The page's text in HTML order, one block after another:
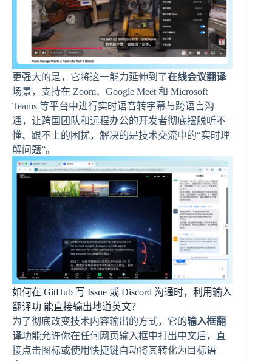
更强大的是，它将这一能力延伸到了在线会议翻译
场景，支持在 Zoom、Google Meet 和 Microsoft
Teams 等平台中进行实时语音转字幕与跨语言沟
通，让跨国团队和远程办公的开发者彻底摆脱听不
懂、跟不上的困扰，解决的是技术交流中的“实时理
解问题”。
如何在 GitHub 写 Issue 或 Discord 沟通时，利用输入
翻译功 能直接输出地道英文？
为了彻底改变技术内容输出的方式，它的输入框翻
译功能允许你在任何网页输入框中打出中文后，直
接点击图标或使用快捷键自动将其转化为目标语